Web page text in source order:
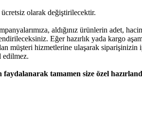
olarak değiştirilecektir.
aldığınız ürünlerin adet,
Eğer hazırlık yada kargo
müşteri hizmetlerine ulaşarak siparişinizin
edilmez.
tamamen size özel